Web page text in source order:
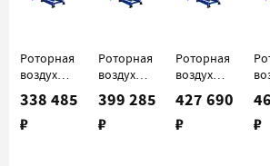
Роторная
воздуходувка
Lutos DT
6/42 (600)
338 485
₽
Роторная
воздуходувка
Lutos DT
10/42
(600)
399 285
₽
Роторная
воздуходувка
Lutos DT
20/42
(600)
427 690
₽
₽